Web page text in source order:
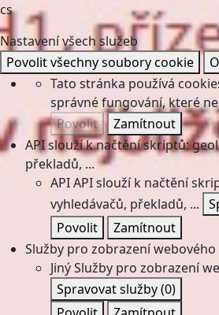
cs
Nastavení všech služeb
Povolit všechny soubory cookie
Tato stránka používá
správné fungování, které
Povolit
Zamítnout
API slouží k načtění skriptů:
překladů, ...
APIAPI slouží k načtění
vyhledávačů, překladů, ...
Povolit
Zamítnout
Služby pro zobrazení webového
JinýSlužby pro zobrazení
Spravovat služby(0)